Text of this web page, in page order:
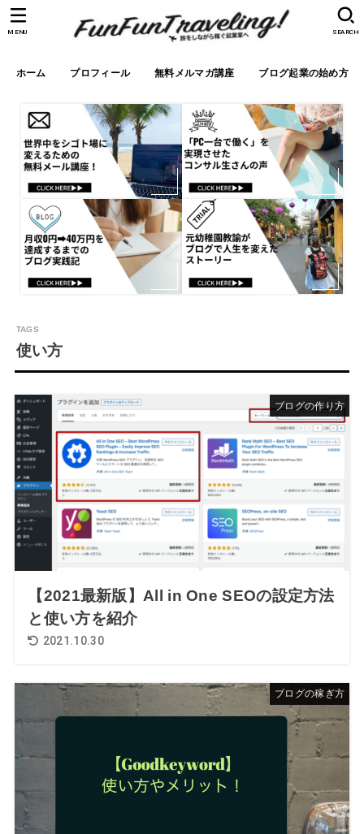
ホーム プロフィール 無料メルマガ講座 ブログ起業の始め方
SEARCH
MENU
使い方
ブログの作り方
【2021最新版】All in One SEOの設定方法
と使い方を紹介
2021.10.30
ブログの稼ぎ方